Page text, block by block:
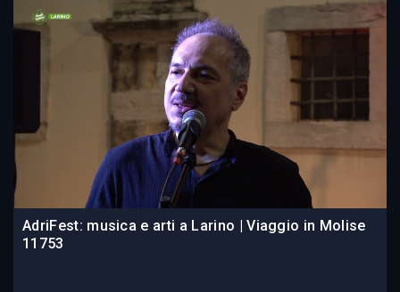
AdriFest: musica e arti a Larino | Viaggio in Molise
11753